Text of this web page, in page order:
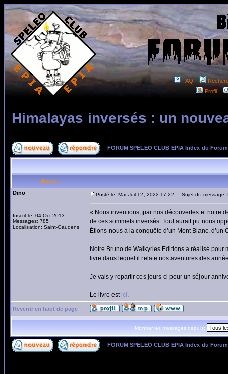
FAQ
Profil
Himalayas inversés : un
FORUM SPELEO CLUB EPIA Index du Forum
Auteur
Dino
Inscrit le: 04 Oct 2013
Messages: 785
Localisation: Saint-Gaudens
Posté le: Mar Juil 12, 2022 17:22 Sujet du message:
« Nous inventions, par nos découvertes et notre
de ces sommets inversés. Tout aurait pu nous
Étions-nous à la conquête d’un Mont Blanc,
Notre Bruno de Walkyries Editions a réalisé
livre dans lequel il relate nos aventures des
Je vais y repartir ces jours-ci pour un séjour
Le livre est ici.
Revenir en haut de page
Montrer les messages depuis:
FORUM SPELEO CLUB EPIA Index du Forum